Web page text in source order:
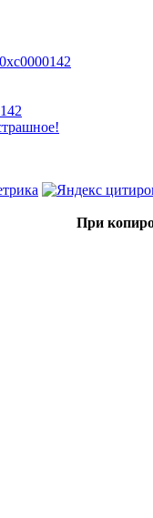
При